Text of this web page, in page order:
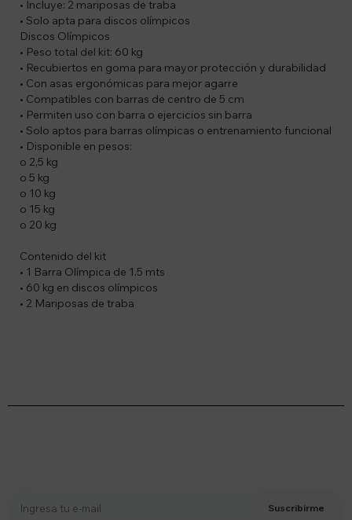
• Incluye: 2 mariposas de traba
• Solo apta para discos olímpicos
Discos Olímpicos
• Peso total del kit: 60 kg
• Recubiertos en goma para mayor protección y durabilidad
• Con asas ergonómicas para mejor agarre
• Compatibles con barras de centro de 5 cm
• Permiten uso con barra o ejercicios sin barra
• Solo aptos para barras olímpicas o entrenamiento funcional
• Disponible en pesos:
o 2,5 kg
o 5 kg
o 10 kg
o 15 kg
o 20 kg
Contenido del kit
• 1 Barra Olímpica de 1.5 mts
• 60 kg en discos olímpicos
• 2 Mariposas de traba
Suscribirme